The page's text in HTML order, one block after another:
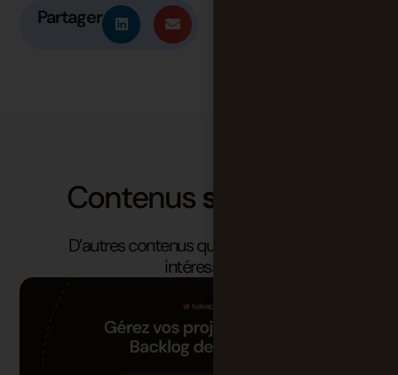
Partager
Contenussimilaires
D’autres contenus qui pourraient vous
intéresser.